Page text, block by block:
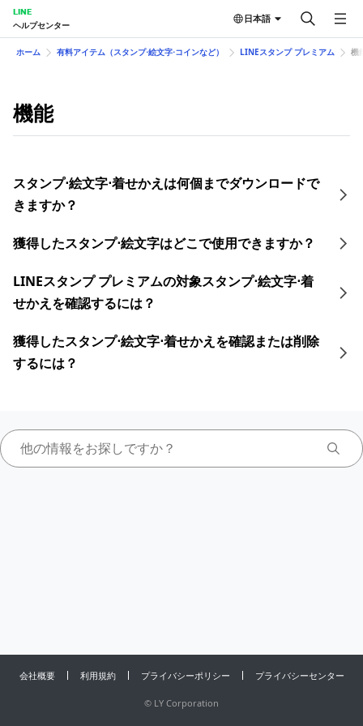
LINE
ヘルプセンター
日本語
ホーム 有料アイテム（スタンプ⋅絵文字⋅コインなど） LINEスタンプ プレミアム 機
機能
スタンプ⋅絵文字⋅着せかえは何個までダウンロードで
きますか？
獲得したスタンプ⋅絵文字はどこで使用できますか？
LINEスタンプ プレミアムの対象スタンプ⋅絵文字⋅着
せかえを確認するには？
獲得したスタンプ⋅絵文字⋅着せかえを確認または削除
するには？
会社概要 利用規約 プライバシーポリシー プライバシーセンター
© LY Corporation